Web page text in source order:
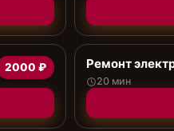
2000 ₽ Ремонт
20 мин